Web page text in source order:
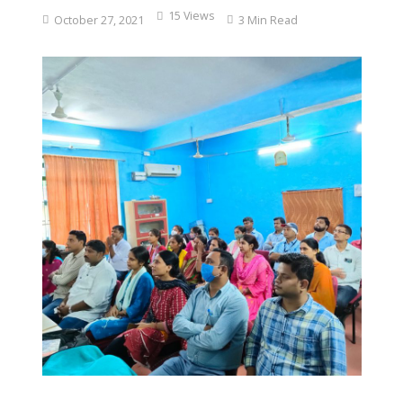
October 27, 2021 15 Views 3 Min Read